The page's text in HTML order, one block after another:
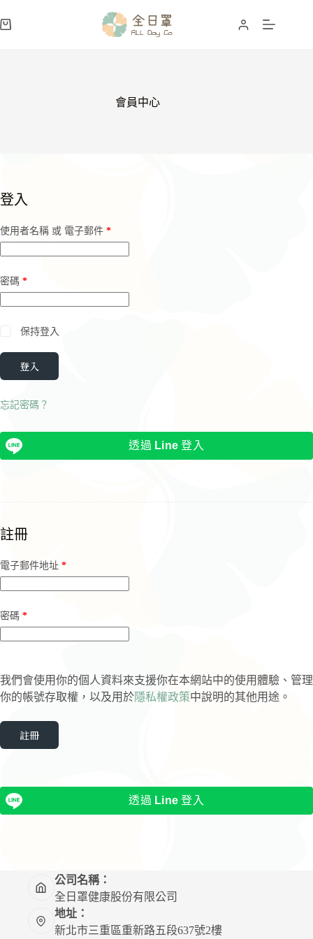
至
購
會員中心
登入
使用者名稱 或 電子郵件 *必
填
密碼 *必
填
保持登入
登入
忘記密碼？
透過 Line 登入
註冊
電子郵件地址 *必
填
密碼 *必
填
我們會使用你的個人資料來支援你在本網站中的使用體驗、管理
你的帳號存取權，以及用於隱私權政策中說明的其他用途。
註冊
透過 Line 登入
公司名稱：
全日罩健康股份有限公司
地址：
新北市三重區重新路五段637號2樓